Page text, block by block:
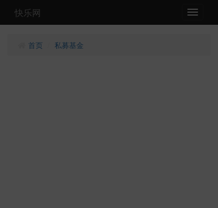
Toggle
快乐网
首页 私募基金